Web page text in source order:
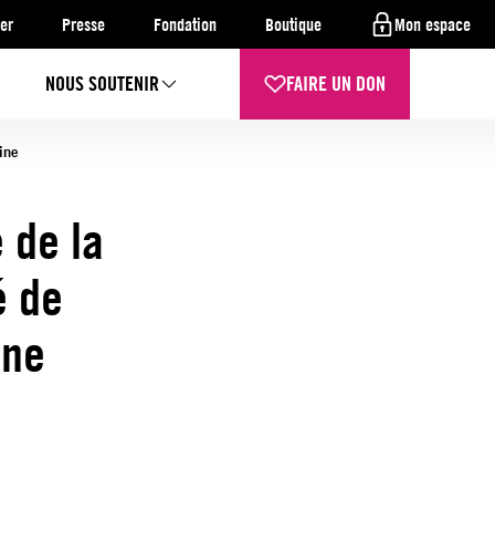
Presse Fondation Boutique Mon espace
NOUS SOUTENIR FAIRE UN DON
la
de